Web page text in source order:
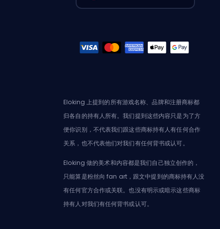
Eloking 上提到的所有游戏名称、品牌和注册商标都
归各自的持有人所有。我们提到这些内容只是为了方
便你识别，不代表我们跟这些商标持有人有任何合作
关系，也不代表他们对我们有任何背书或认可。
Eloking 做的美术和内容都是我们自己独立创作的，
只能算是粉丝向 fan art，跟文中提到的商标持有人没
有任何官方合作或关联。也没有明示或暗示这些商标
持有人对我们有任何背书或认可。